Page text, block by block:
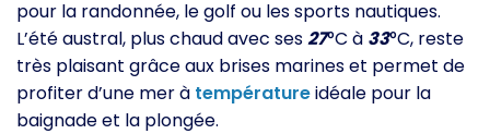
pour la randonnée, le golf ou les sports nautiques.
L’été austral, plus chaud avec ses27°C à 33°C, reste
très plaisant grâce aux brises marines et permet de
profiter d’une mer à températureidéale pour la
baignade et la plongée.